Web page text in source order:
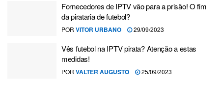
Fornecedores de IPTV vão para a prisão! O fim
da pirataria de futebol?
POR VITOR URBANO 29/09/2023
Vês futebol na IPTV pirata? Atenção a estas
medidas!
POR VALTER AUGUSTO 25/09/2023